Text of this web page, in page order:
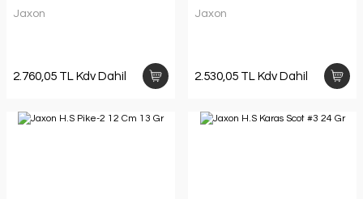
Jaxon
2.760,05 TL Kdv Dahil
Jaxon
2.530,05 TL Kdv Dahil